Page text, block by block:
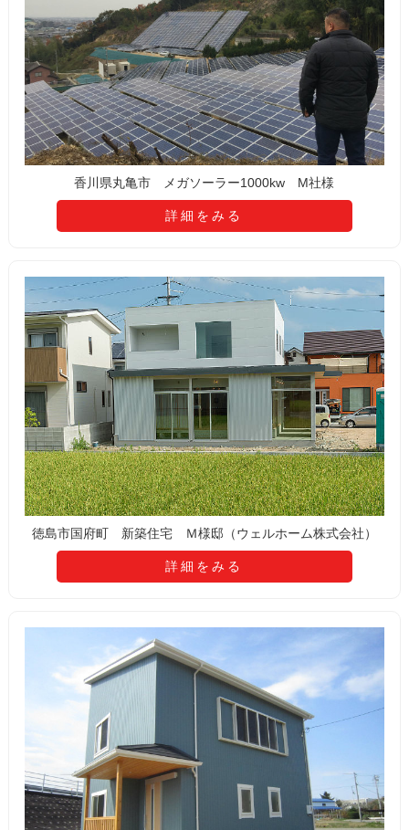
香川県丸亀市 メガソーラー1000kw M社様
詳細をみる
徳島市国府町 新築住宅 Ｍ様邸（ウェルホーム株式会社）
詳細をみる